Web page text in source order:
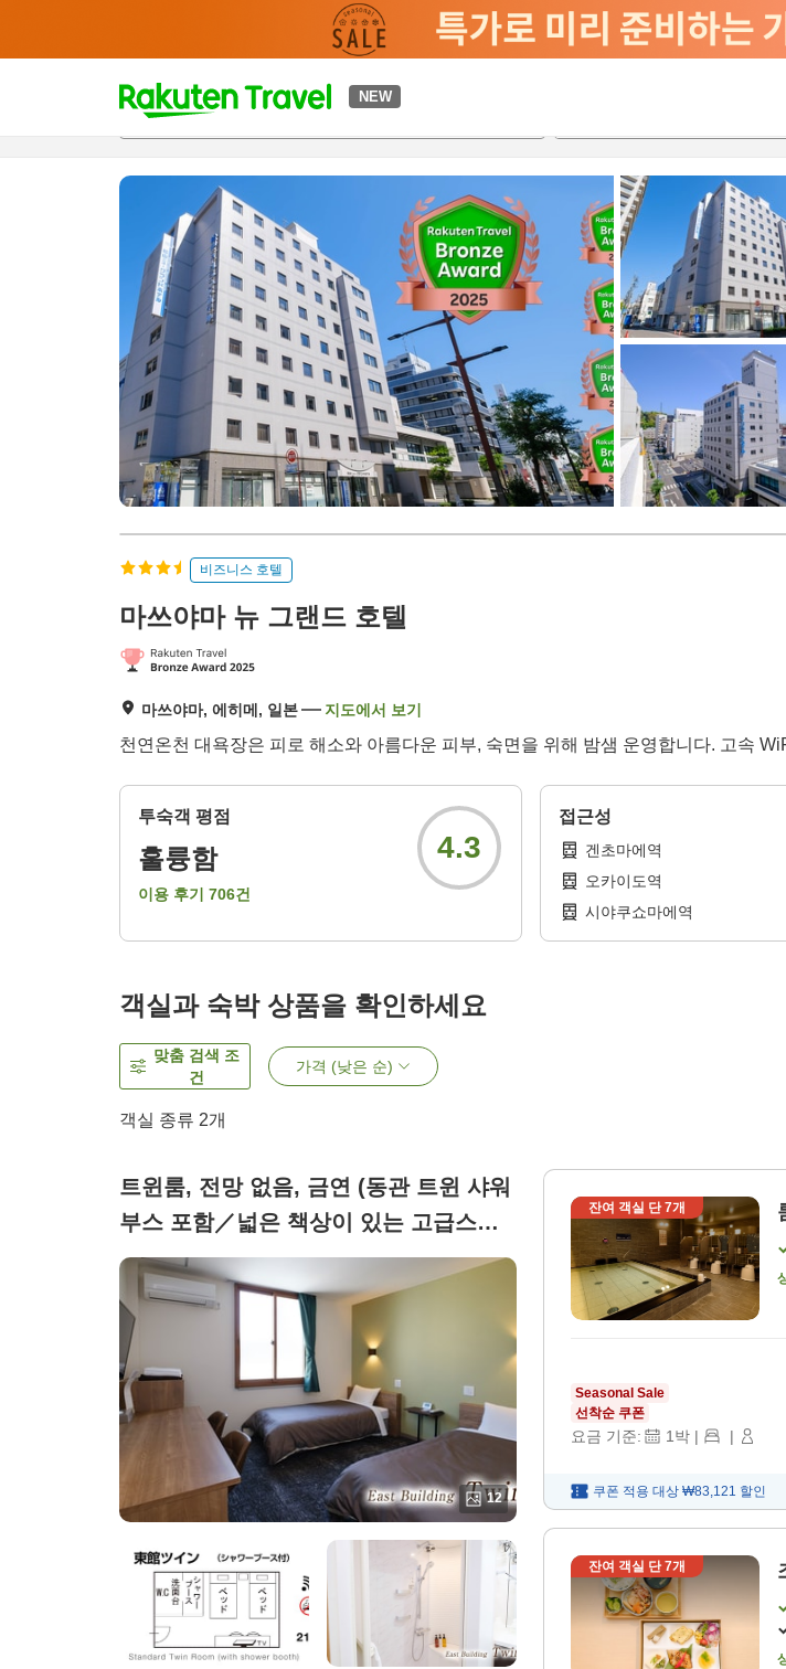
NEW
t
p
a
c
h
개요객실 & 숙박 상품이용 후기 하이라이트
비즈니스 호텔
마쓰야마 뉴 그랜드 호텔
마쓰야마, 에히메, 일본 지도에서 보기
천연온천 대욕장은 피로 해소와 아름다운 피부, 숙면을 위해 밤샘 운영합니다. 고속
투숙객 평점
훌륭함
이용 후기 706건
4.3
접근성
겐초마에역
오카이도역
시야쿠쇼마에역
객실과 숙박 상품을 확인하세요
맞춤 검색 조
건
가격 (낮은 순)
객실 종류 2개
트윈룸, 전망 없음, 금연 (동관 트윈 샤워
부스 포함／넓은 책상이 있는 고급스러
운 공간)
12
잔여 객실 단7개
Seasonal Sale
선착순 쿠폰
요금 기준: 1박 | |
쿠폰 적용 대상 ₩83,121 할인
잔여 객실 단7개